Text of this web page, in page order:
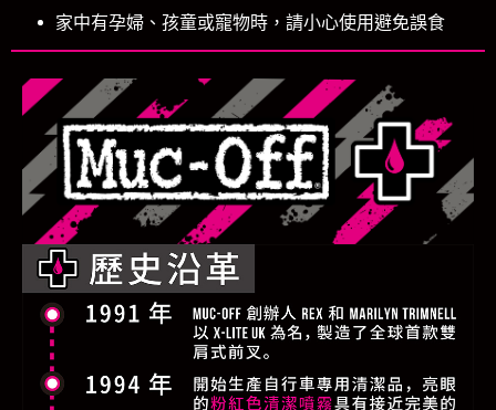
家中有孕婦、孩童或寵物時，請小心使用避免誤食